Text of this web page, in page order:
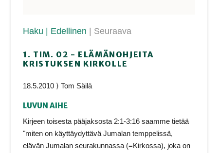
Haku | Edellinen | Seuraava
1. TIM. 02 - ELÄMÄNOHJEITA
KRISTUKSEN KIRKOLLE
18.5.2010 ⟩ Tom Säilä
LUVUN AIHE
Kirjeen toisesta pääjaksosta 2:1-3:16 saamme tietää
"miten on käyttäydyttävä Jumalan temppelissä,
elävän Jumalan seurakunnassa (=Kirkossa), joka on